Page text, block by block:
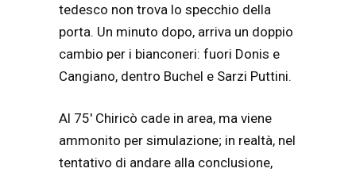
tedesco non trova lo specchio della
porta. Un minuto dopo, arriva un doppio
cambio per i bianconeri: fuori Donis e
Cangiano, dentro Buchel e Sarzi Puttini.
Al 75′ Chiricò cade in area, ma viene
ammonito per simulazione; in realtà, nel
tentativo di andare alla conclusione,